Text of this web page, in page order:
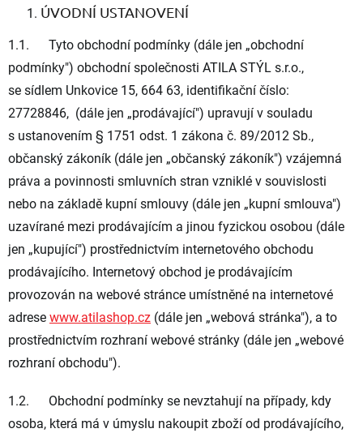
ÚVODNÍ USTANOVENÍ
1.1. Tyto obchodní podmínky (dále jen „obchodní
podmínky") obchodní společnosti ATILA STÝL s.r.o.,
se sídlem Unkovice 15, 664 63, identifikační číslo:
27728846, (dále jen „prodávající") upravují v souladu
s ustanovením § 1751 odst. 1 zákona č. 89/2012 Sb.,
občanský zákoník (dále jen „občanský zákoník") vzájemná
práva a povinnosti smluvních stran vzniklé v souvislosti
nebo na základě kupní smlouvy (dále jen „kupní smlouva")
uzavírané mezi prodávajícím a jinou fyzickou osobou (dále
jen „kupující") prostřednictvím internetového obchodu
prodávajícího. Internetový obchod je prodávajícím
provozován na webové stránce umístněné na internetové
adrese www.atilashop.cz (dále jen „webová stránka"), a to
prostřednictvím rozhraní webové stránky (dále jen „webové
rozhraní obchodu").
1.2. Obchodní podmínky se nevztahují na případy, kdy
osoba, která má v úmyslu nakoupit zboží od prodávajícího,